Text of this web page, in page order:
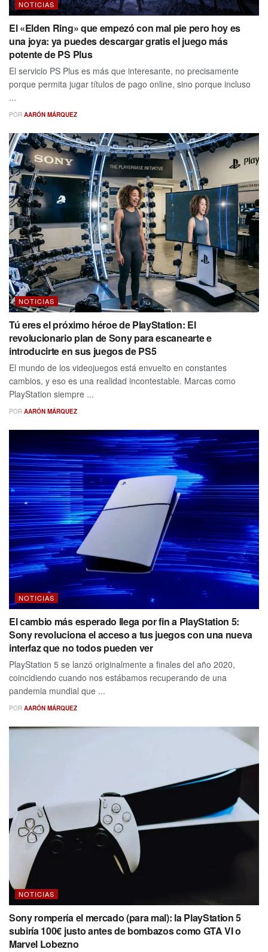
NOTICIAS
El «Elden Ring» que empezó con mal pie pero hoy es
una joya: ya puedes descargar gratis el juego más
potente de PS Plus
El servicio PS Plus es más que interesante, no precisamente
porque permita jugar títulos de pago online, sino porque incluso
...
POR AARÓN MÁRQUEZ
NOTICIAS
Tú eres el próximo héroe de PlayStation: El
revolucionario plan de Sony para escanearte e
introducirte en sus juegos de PS5
El mundo de los videojuegos está envuelto en constantes
cambios, y eso es una realidad incontestable. Marcas como
PlayStation siempre ...
POR AARÓN MÁRQUEZ
NOTICIAS
El cambio más esperado llega por fin a PlayStation 5:
Sony revoluciona el acceso a tus juegos con una nueva
interfaz que no todos pueden ver
PlayStation 5 se lanzó originalmente a finales del año 2020,
coincidiendo cuando nos estábamos recuperando de una
pandemia mundial que ...
POR AARÓN MÁRQUEZ
NOTICIAS
Sony rompería el mercado (para mal): la PlayStation 5
subiría 100€ justo antes de bombazos como GTA VI o
Marvel Lobezno